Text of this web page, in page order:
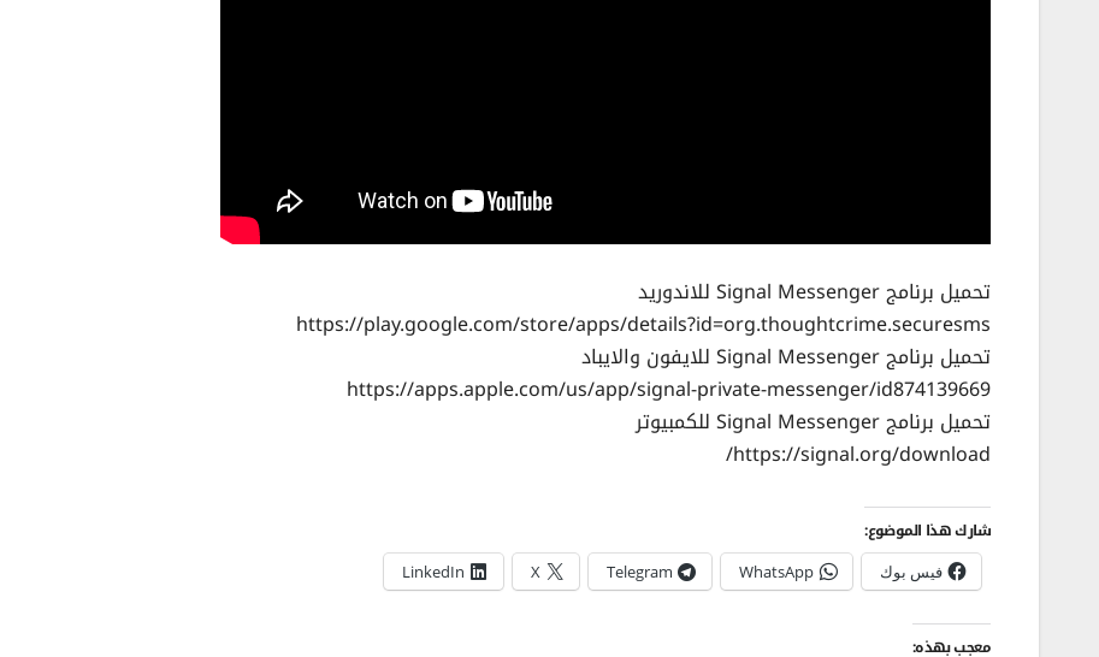
تحميل برنامج Signal Messenger للاندوريد
https://play.google.com/store/apps/details?id=org.thoughtcrime.securesms
تحميل برنامج Signal Messenger للايفون والايباد
https://apps.apple.com/us/app/signal-private-messenger/id874139669
تحميل برنامج Signal Messenger للكمبيوتر
https://signal.org/download/
شارك هذا الموضوع:
فيس بوك WhatsApp
Telegram
X
LinkedIn
معجب بهذه: